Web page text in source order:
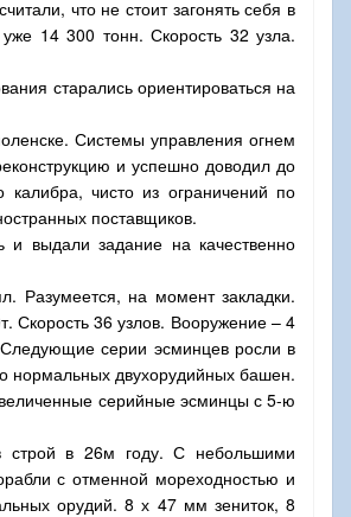
что не стоит загонять себя в
14 300 тонн. Скорость 32 узла.
старались ориентироваться на
Системы управления огнем
и успешно доводил до
калибра, чисто из ограничений по
поставщиков.
выдали задание на качественно
Разумеется, на момент закладки.
Скорость 36 узлов. Вооружение – 4
серии эсминцев росли в
нормальных двухорудийных башен.
серийные эсминцы с 5-ю
строй в 26м году. С небольшими
с отменной мореходностью и
орудий. 8 х 47 мм зениток, 8